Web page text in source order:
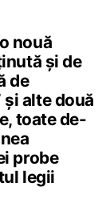
nouă
și de
de
și alte două
toate de-
probe
legii